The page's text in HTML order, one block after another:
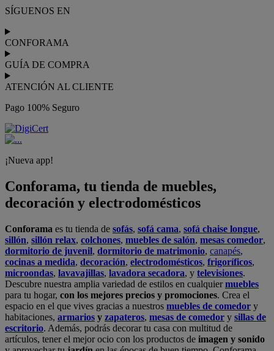
SÍGUENOS EN
CONFORAMA
GUÍA DE COMPRA
ATENCIÓN AL CLIENTE
Pago 100% Seguro
¡Nueva app!
Conforama, tu tienda de muebles,
decoración y electrodomésticos
Conforama es tu tienda de sofás, sofá cama, sofá chaise longue,
sillón, sillón relax, colchones, muebles de salón, mesas comedor,
dormitorio de juvenil, dormitorio de matrimonio, canapés,
cocinas a medida, decoración, electrodomésticos, frigoríficos,
microondas, lavavajillas, lavadora secadora, y televisiones.
Descubre nuestra amplia variedad de estilos en cualquiermuebles
para tu hogar, con los mejores precios y promociones. Crea el
espacio en el que vives gracias a nuestros muebles de comedor y
habitaciones, armarios y zapateros, mesas de comedor y sillas de
escritorio. Además, podrás decorar tu casa con multitud de
artículos, tener el mejor ocio con los productos de imagen y sonido